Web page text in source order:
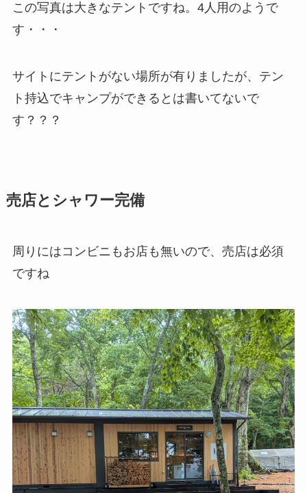
この写真は大きなテントですね。4人用のようで
す・・・
サイトにテントがない場所が有りましたが、テン
ト持込でキャンプができるとは書いてないで
す？？？
売店とシャワー完備
周りにはコンビニもお店も無いので、売店は必須
ですね